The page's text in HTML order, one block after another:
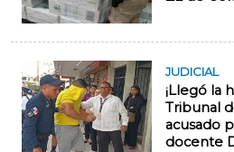
JUDICIAL
¡Llegó la
Tribunal
acusado
docente